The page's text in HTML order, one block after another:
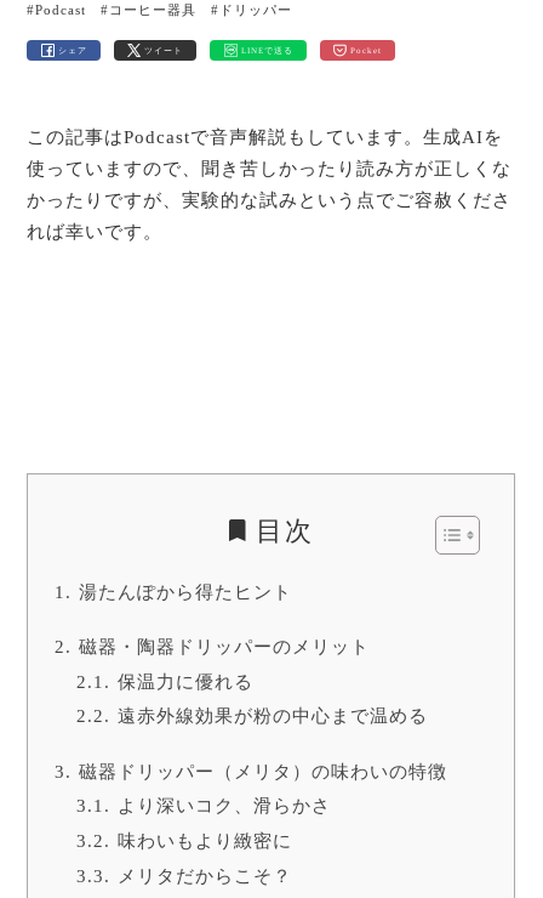
#Podcast #コーヒー器具 #ドリッパー
シェア ツイート LINEで送る Pocket
この記事はPodcastで音声解説もしています。生成AIを
使っていますので、聞き苦しかったり読み方が正しくな
かったりですが、実験的な試みという点でご容赦くださ
れば幸いです。
目次
湯たんぽから得たヒント
磁器・陶器ドリッパーのメリット
保温力に優れる
遠赤外線効果が粉の中心まで温める
磁器ドリッパー（メリタ）の味わいの特徴
より深いコク、滑らかさ
味わいもより緻密に
メリタだからこそ？